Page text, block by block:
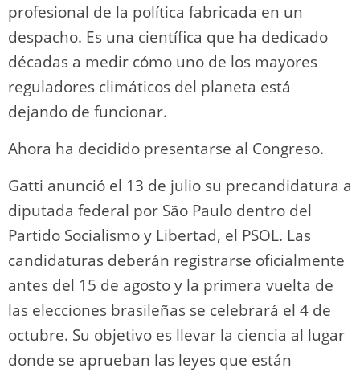
profesional de la política fabricada en un
despacho. Es una científica que ha dedicado
décadas a medir cómo uno de los mayores
reguladores climáticos del planeta está
dejando de funcionar.
Ahora ha decidido presentarse al Congreso.
Gatti anunció el 13 de julio su precandidatura a
diputada federal por São Paulo dentro del
Partido Socialismo y Libertad, el PSOL. Las
candidaturas deberán registrarse oficialmente
antes del 15 de agosto y la primera vuelta de
las elecciones brasileñas se celebrará el 4 de
octubre. Su objetivo es llevar la ciencia al lugar
donde se aprueban las leyes que están